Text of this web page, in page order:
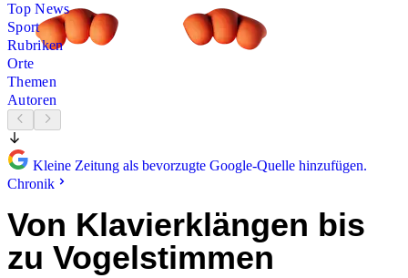
Top News
Sport
Rubriken
Orte
Themen
Autoren
Kleine Zeitung als bevorzugte Google-Quelle hinzufügen.
Chronik
Von Klavierklängen bis
zu Vogelstimmen